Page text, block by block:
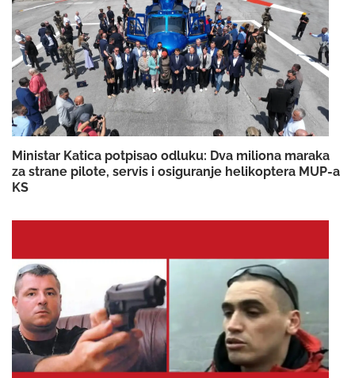
Ministar Katica potpisao odluku: Dva miliona maraka
za strane pilote, servis i osiguranje helikoptera MUP-a
KS